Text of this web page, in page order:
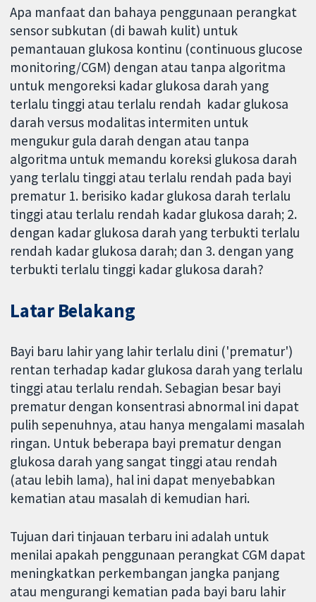
Apa manfaat dan bahaya penggunaan perangkat
sensor subkutan (di bawah kulit) untuk
pemantauan glukosa kontinu (continuous glucose
monitoring/CGM) dengan atau tanpa algoritma
untuk mengoreksi kadar glukosa darah yang
terlalu tinggi atau terlalu rendah ​​​​​ kadar glukosa
darah versus modalitas intermiten untuk
mengukur gula darah dengan atau tanpa
algoritma untuk memandu koreksi glukosa darah
yang terlalu tinggi atau terlalu rendah pada bayi
prematur 1. berisiko kadar glukosa darah terlalu
tinggi atau terlalu rendah ​​​​​​kadar glukosa darah; 2.
dengan kadar glukosa darah yang terbukti terlalu
rendah ​​​​​kadar glukosa darah; dan 3. dengan yang
terbukti terlalu tinggi​​​​​ kadar glukosa darah?
Latar Belakang
Bayi baru lahir yang lahir terlalu dini ('prematur')
rentan terhadap kadar glukosa darah yang terlalu
tinggi atau terlalu rendah. Sebagian besar bayi
prematur dengan konsentrasi abnormal ini dapat
pulih sepenuhnya, atau hanya mengalami masalah
ringan. Untuk beberapa bayi prematur dengan
glukosa darah yang sangat tinggi atau rendah
(atau lebih lama), hal ini dapat menyebabkan
kematian atau masalah di kemudian hari.
Tujuan dari tinjauan terbaru ini adalah untuk
menilai apakah penggunaan perangkat CGM dapat
meningkatkan perkembangan jangka panjang
atau mengurangi kematian pada bayi baru lahir